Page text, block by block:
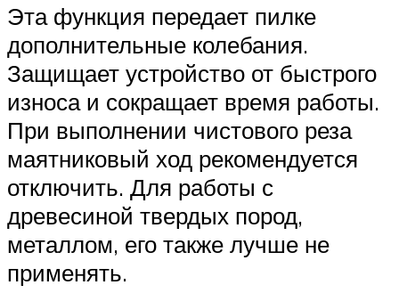
Эта функция передает пилке
дополнительные колебания.
Защищает устройство от быстрого
износа и сокращает время работы.
При выполнении чистового реза
маятниковый ход рекомендуется
отключить. Для работы с
древесиной твердых пород,
металлом, его также лучше не
применять.